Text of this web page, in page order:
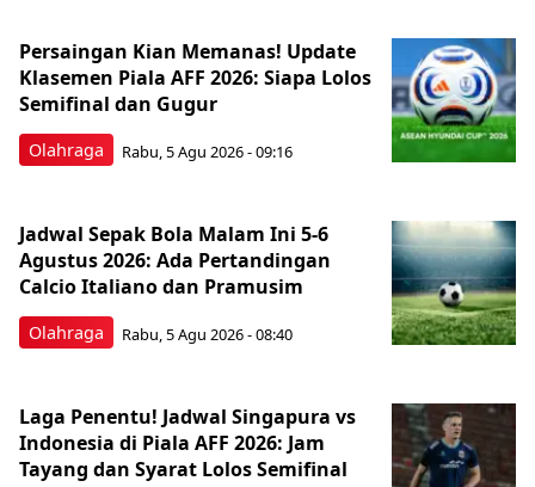
Olahraga
Persaingan Kian Memanas! Update
Klasemen Piala AFF 2026: Siapa Lolos
Semifinal dan Gugur
Rabu, 5 Agu 2026 - 09:16
Olahraga
Jadwal Sepak Bola Malam Ini 5-6
Agustus 2026: Ada Pertandingan
Calcio Italiano dan Pramusim
Rabu, 5 Agu 2026 - 08:40
Laga Penentu! Jadwal Singapura vs
Indonesia di Piala AFF 2026: Jam
Tayang dan Syarat Lolos Semifinal